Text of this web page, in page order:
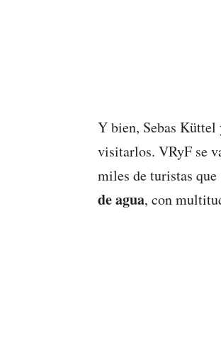
Y bien, Sebas Küttel
visitarlos. VRyF se
miles de turistas que
de agua, con